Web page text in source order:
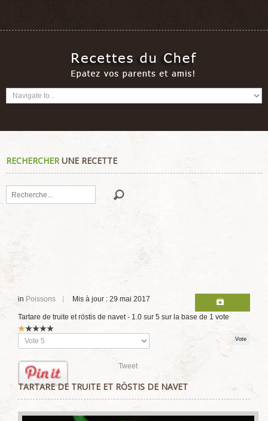
RECHERCHERUNE RECETTE
Rechercher
in Poissons Mis à jour : 29 mai 2017
Tartare de truite et röstis de navet- 1.0 sur 5 sur la base de 1 vote
Vote
utilisateur:
Veuillez
voter
Tweet
TARTARE DE TRUITE ET RÖSTIS DE NAVET